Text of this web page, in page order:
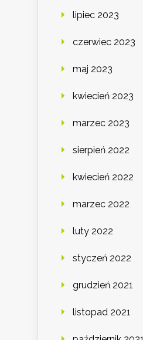
lipiec 2023
czerwiec 2023
maj 2023
kwiecień 2023
marzec 2023
sierpień 2022
kwiecień 2022
marzec 2022
luty 2022
styczeń 2022
grudzień 2021
listopad 2021